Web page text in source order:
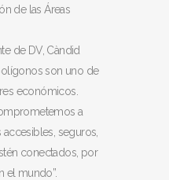
de las Áreas
de DV, Càndid
son uno de
económicos.
a
accesibles, seguros,
conectados, por
el mundo”.